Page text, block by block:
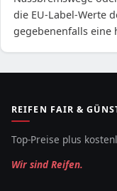
die EU-Label-Werte
gegebenenfalls eine
REIFEN FAIR &
Top-Preise plus
Wir sind Reifen.